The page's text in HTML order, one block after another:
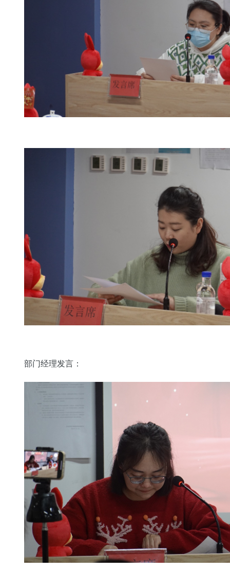
部门经理发言：